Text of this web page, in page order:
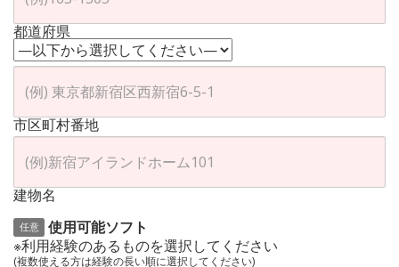
都道府県
市区町村番地
建物名
任意
使用可能ソフト
※利用経験のあるものを選択してください
(複数使える方は経験の長い順に選択してください)